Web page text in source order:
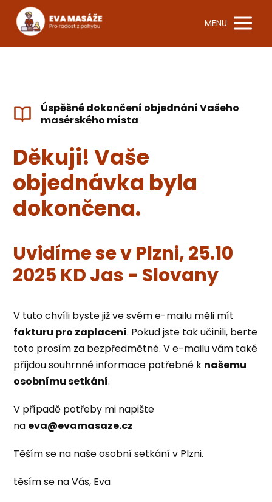
MENU
Úspěšné dokončení objednání Vašeho
masérského místa
Děkuji! Vaše
objednávka byla
dokončena.
Uvidíme se v Plzni, 25.10
2025 KD Jas - Slovany
V tuto chvíli byste již ve svém e-mailu měli mít
fakturu pro zaplacení. Pokud jste tak učinili, berte
toto prosím za bezpředmětné. V e-mailu vám také
příjdou souhrnné informace potřebné k našemu
osobnímu setkání.
V případě potřeby mi napište
na eva@evamasaze.cz
Těším se na naše osobní setkání v Plzni.
těsím se na Vás, Eva